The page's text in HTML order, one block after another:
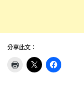
分享此文：